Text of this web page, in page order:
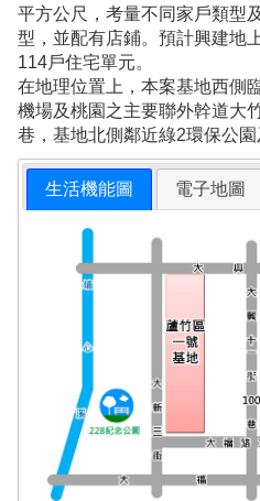
平方公尺，考量不同家戶類型
型，並配有店鋪。預計興建地
114戶住宅單元。
在地理位置上，本案基地西側
機場及桃園之主要聯外幹道大
巷，基地北側鄰近綠2環保公園
生活機能圖 電子地圖